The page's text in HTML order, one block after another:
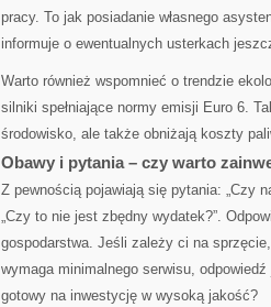
pracy. To jak posiadanie własnego
informuje o ewentualnych usterkach
Warto również wspomnieć o trendzie
silniki spełniające normy emisji Euro 6.
środowisko, ale także obniżają koszty
Obawy i pytania – czy warto
Z pewnością pojawiają się pytania: „Czy
„Czy to nie jest zbędny wydatek?”.
gospodarstwa. Jeśli zależy ci na
wymaga minimalnego serwisu,
gotowy na inwestycję w wysoką jakość?